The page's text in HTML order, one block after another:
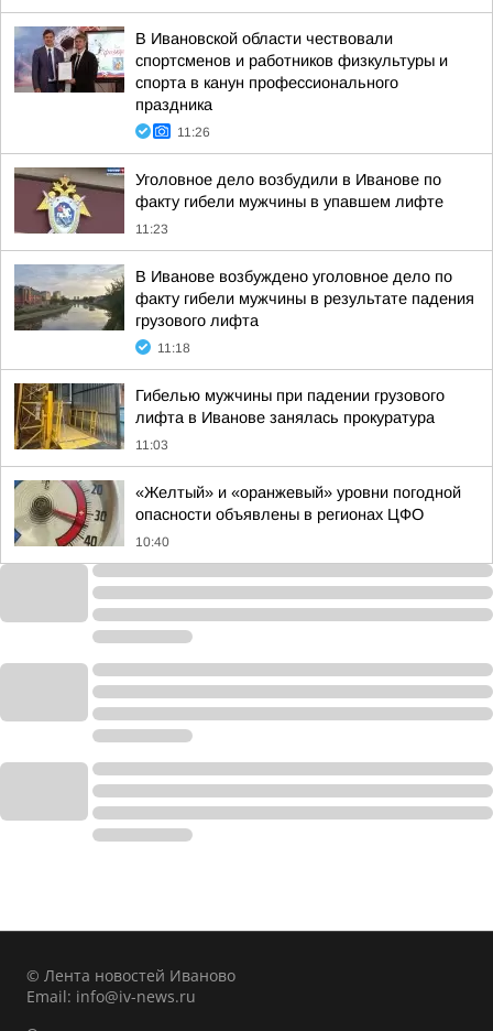
В Ивановской области чествовали
спортсменов и работников физкультуры и
спорта в канун профессионального
праздника
11:26
Уголовное дело возбудили в Иванове по
факту гибели мужчины в упавшем лифте
11:23
В Иванове возбуждено уголовное дело по
факту гибели мужчины в результате падения
грузового лифта
11:18
Гибелью мужчины при падении грузового
лифта в Иванове занялась прокуратура
11:03
«Желтый» и «оранжевый» уровни погодной
опасности объявлены в регионах ЦФО
10:40
© Лента новостей Иваново
Email: info@iv-news.ru